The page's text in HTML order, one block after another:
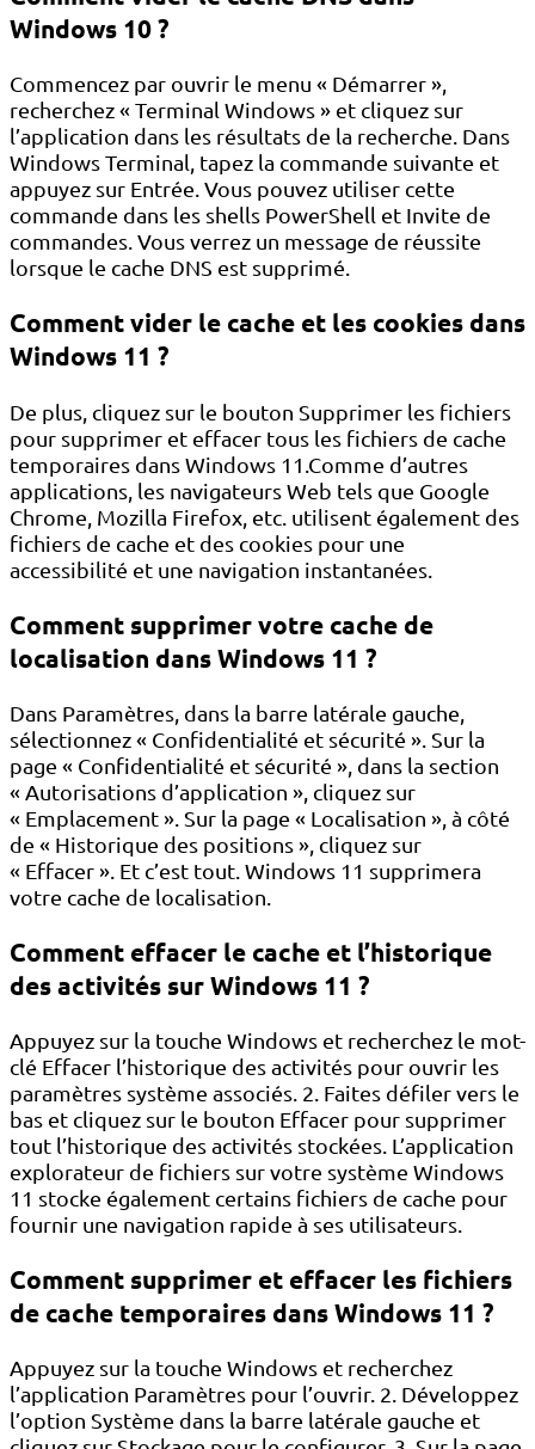
Windows 10 ?
Commencez par ouvrir le menu « Démarrer »,
recherchez « Terminal Windows » et cliquez sur
l’application dans les résultats de la recherche. Dans
Windows Terminal, tapez la commande suivante et
appuyez sur Entrée. Vous pouvez utiliser cette
commande dans les shells PowerShell et Invite de
commandes. Vous verrez un message de réussite
lorsque le cache DNS est supprimé.
Comment vider le cache et les cookies dans
Windows 11 ?
De plus, cliquez sur le bouton Supprimer les fichiers
pour supprimer et effacer tous les fichiers de cache
temporaires dans Windows 11.Comme d’autres
applications, les navigateurs Web tels que Google
Chrome, Mozilla Firefox, etc. utilisent également des
fichiers de cache et des cookies pour une
accessibilité et une navigation instantanées.
Comment supprimer votre cache de
localisation dans Windows 11 ?
Dans Paramètres, dans la barre latérale gauche,
sélectionnez « Confidentialité et sécurité ». Sur la
page « Confidentialité et sécurité », dans la section
« Autorisations d’application », cliquez sur
« Emplacement ». Sur la page « Localisation », à côté
de « Historique des positions », cliquez sur
« Effacer ». Et c’est tout. Windows 11 supprimera
votre cache de localisation.
Comment effacer le cache et l’historique
des activités sur Windows 11 ?
Appuyez sur la touche Windows et recherchez le mot-
clé Effacer l’historique des activités pour ouvrir les
paramètres système associés. 2. Faites défiler vers le
bas et cliquez sur le bouton Effacer pour supprimer
tout l’historique des activités stockées. L’application
explorateur de fichiers sur votre système Windows
11 stocke également certains fichiers de cache pour
fournir une navigation rapide à ses utilisateurs.
Comment supprimer et effacer les fichiers
de cache temporaires dans Windows 11 ?
Appuyez sur la touche Windows et recherchez
l’application Paramètres pour l’ouvrir. 2. Développez
l’option Système dans la barre latérale gauche et